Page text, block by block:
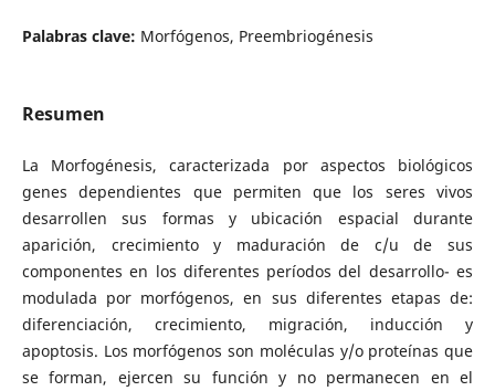
Palabras clave: Morfógenos, Preembriogénesis
Resumen
La Morfogénesis, caracterizada por aspectos biológicos
genes dependientes que permiten que los seres vivos
desarrollen sus formas y ubicación espacial durante
aparición, crecimiento y maduración de c/u de sus
componentes en los diferentes períodos del desarrollo- es
modulada por morfógenos, en sus diferentes etapas de:
diferenciación, crecimiento, migración, inducción y
apoptosis. Los morfógenos son moléculas y/o proteínas que
se forman, ejercen su función y no permanecen en el